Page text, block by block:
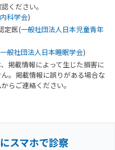
ください。
科学会)
定医(一般社団法人日本児童青年
一般社団法人日本睡眠学会)
掲載情報によって生じた損害に
。掲載情報に誤りがある場合な
らご連絡ください。
スマホで診察